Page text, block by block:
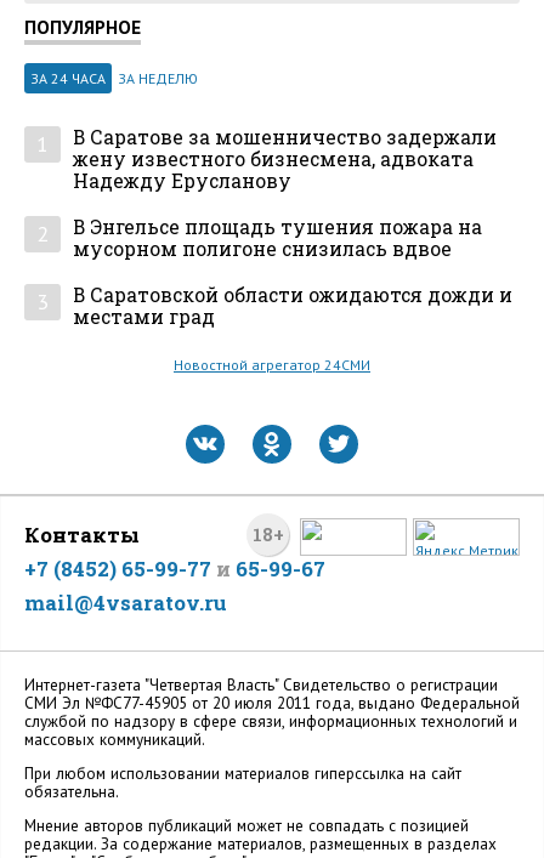
ПОПУЛЯРНОЕ
ЗА 24 ЧАСА ЗА НЕДЕЛЮ
1
В Саратове за мошенничество задержали
жену известного бизнесмена, адвоката
Надежду Ерусланову
2
В Энгельсе площадь тушения пожара на
мусорном полигоне снизилась вдвое
3
В Саратовской области ожидаются дожди и
местами град
Новостной агрегатор 24СМИ
18+
Контакты
+7 (8452) 65-99-77 и 65-99-67
mail@4vsaratov.ru
Интернет-газета "Четвертая Власть" Cвидетельство о регистрации
СМИ Эл №ФС77-45905 от 20 июля 2011 года, выдано Федеральной
службой по надзору в сфере связи, информационных технологий и
массовых коммуникаций.
При любом использовании материалов гиперссылка на сайт
обязательна.
Мнение авторов публикаций может не совпадать с позицией
редакции. За содержание материалов, размещенных в разделах